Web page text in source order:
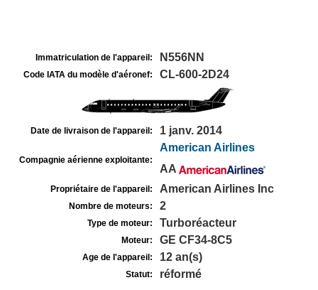
Immatriculation de l'appareil: N556NN
Code IATA du modèle d'aéronef: CL-600-2D24
Date de livraison de l'appareil: 1 janv. 2014
Compagnie aérienne exploitante:
American Airlines
AA
Propriétaire de l'appareil: American Airlines Inc
Nombre de moteurs: 2
Type de moteur: Turboréacteur
Moteur: GE CF34-8C5
Age de l'appareil: 12 an(s)
Statut: réformé